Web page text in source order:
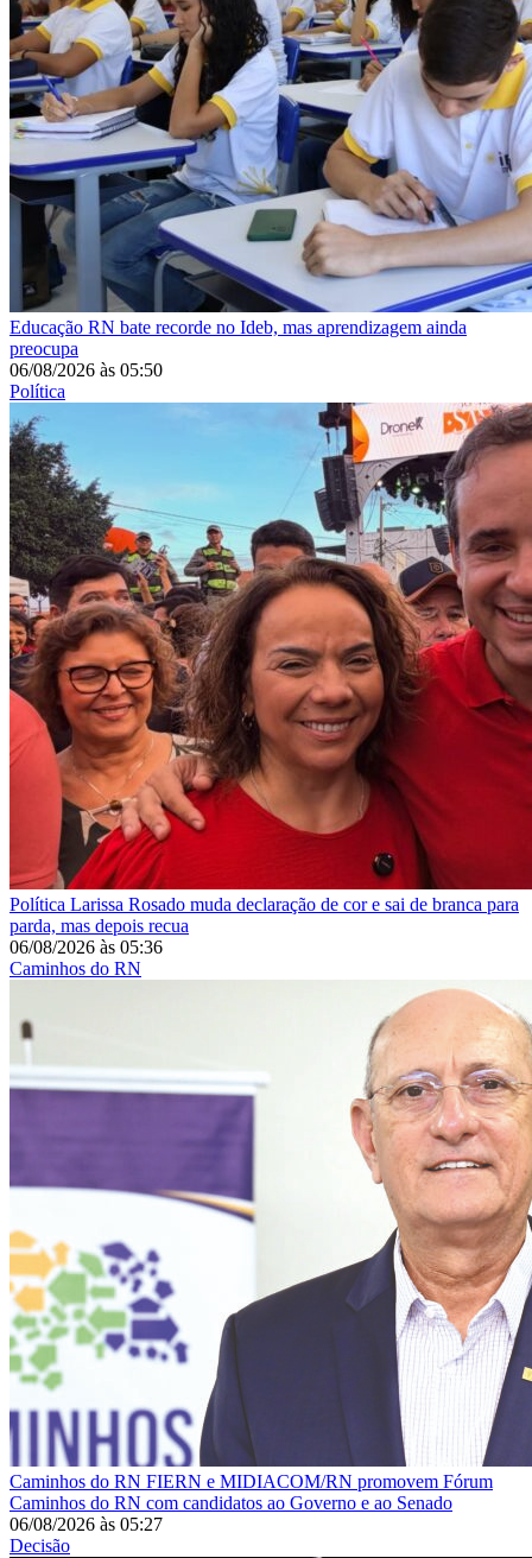
Educação RN bate recorde no Ideb, mas aprendizagem ainda
preocupa
06/08/2026 às 05:50
Política
Política Larissa Rosado muda declaração de cor e sai de branca para
parda, mas depois recua
06/08/2026 às 05:36
Caminhos do RN
Caminhos do RN FIERN e MIDIACOM/RN promovem Fórum
Caminhos do RN com candidatos ao Governo e ao Senado
06/08/2026 às 05:27
Decisão